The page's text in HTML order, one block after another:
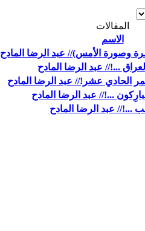
المقالات
الاسم
وصورة الأمس)// عبد الرضا المادح
...!// عبد الرضا المادح
الحادي عشر!// عبد الرضا المادح
...!// عبد الرضا المادح
...!// عبد الرضا المادح